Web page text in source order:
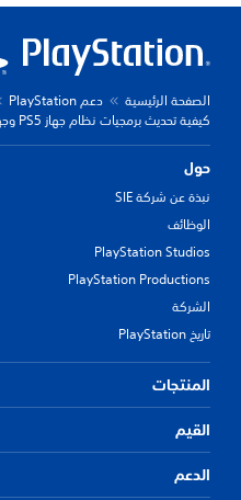
الصفحة الرئيسية دعم PlayStation
كيفية تحديث برمجيات نظام جهاز PS5 وجهاز PS4 في الوضع الآمن
حول
نبذة عن شركة SIE
الوظائف
PlayStation Studios
PlayStation Productions
الشركة
تاريخ PlayStation
المنتجات
القيم
الدعم